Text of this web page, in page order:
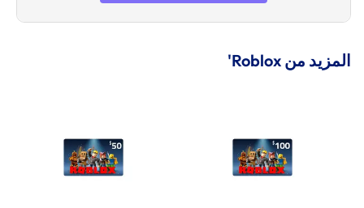
المزيد من Roblox'